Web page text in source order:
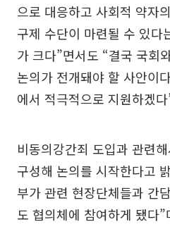
으로 대응하고 사회적 약자
구제 수단이 마련될 수 있다
가 크다”면서도 “결국 국회
논의가 전개돼야 할 사안이
에서 적극적으로 지원하겠
비동의강간죄 도입과 관련
구성해 논의를 시작한다고
부가 관련 현장단체들과 간
도 협의체에 참여하게 됐다